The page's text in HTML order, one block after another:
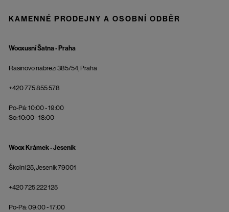
KAMENNÉ PRODEJNY A OSOBNÍ ODBĚR
Wooxusní Šatna - Praha
Rašínovo nábřeží 385/54, Praha
+420 775 855 578
Po-Pá: 10:00 - 19:00
So: 10:00 - 18:00
Woox Krámek - Jeseník
Školní 25, Jeseník 79001
+420 725 222 125
Po-Pá: 09:00 - 17:00